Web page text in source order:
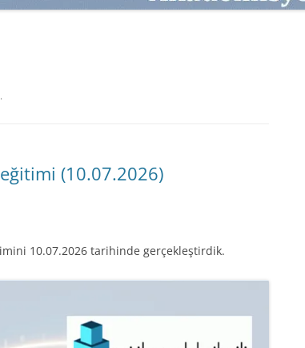
PAZARLAMA TEMELLERI
PAZARLAMA MUCIZE DEĞILDIR
SATMAK
eğitimi (10.07.2026)
10.07.2026 tarihinde gerçekleştirdik.